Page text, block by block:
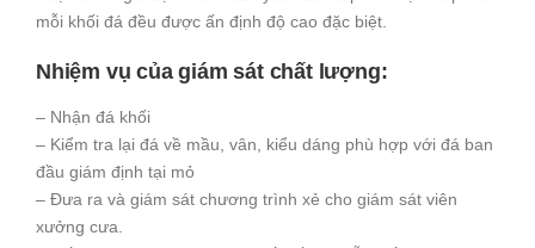
mỗi khối đá đều được ấn định độ cao đặc biệt.
Nhiệm vụ của giám sát chất lượng:
– Nhận đá khối
– Kiểm tra lại đá về mầu, vân, kiểu dáng phù hợp với đá ban
đầu giám định tại mỏ
– Đưa ra và giám sát chương trình xẻ cho giám sát viên
xưởng cưa.